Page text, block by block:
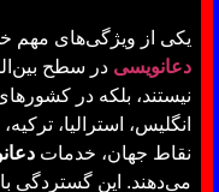
یکی از ویژگی‌های مهم
دعانویسی در سطح
نیستند، بلکه در کشورهای
انگلیس، استرالیا،
نقاط جهان، خدمات
می‌دهند. این گستردگی